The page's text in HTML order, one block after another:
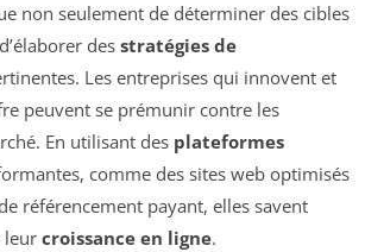
non seulement de déterminer des cibles
des stratégies de
Les entreprises qui innovent et
peuvent se prémunir contre les
En utilisant des plateformes
comme des sites web optimisés
référencement payant, elles savent
leur croissance en ligne.